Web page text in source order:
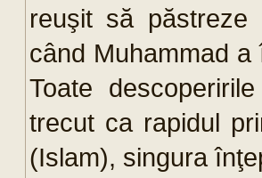
reuşit să păstreze
când Muhammad
Toate
trecut ca rapidul
(Islam), singura